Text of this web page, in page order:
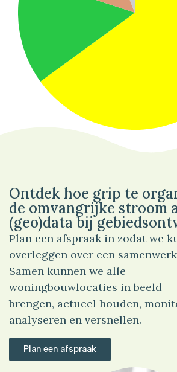
Ontdek hoe grip te
de omvangrijke stroom
(geo)data bij
Plan een afspraak in zodat we
overleggen over een
Samen kunnen we alle
woningbouwlocaties in beeld
brengen, actueel houden,
analyseren en versnellen.
Plan een afspraak